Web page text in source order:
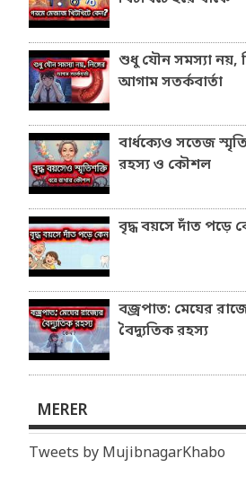
শুধু যৌন সমস্যা নয়,
আগাম সতর্কবার্তা
বার্ধক্যেও সতেজ
রহস্য ও কৌশল
বৃদ্ধ বয়সে দাঁত পড়ে
বজ্রপাত: মেঘের
বৈদ্যুতিক রহস্য
MERER
Tweets by MujibnagarKhabo